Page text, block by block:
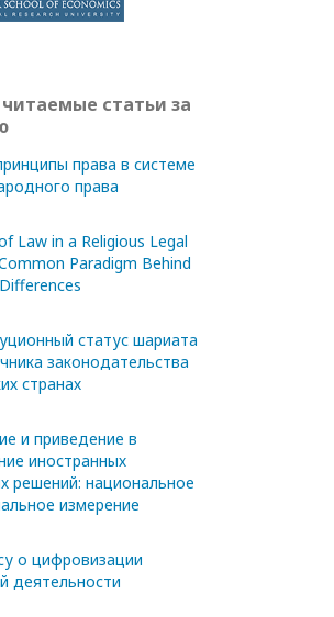
статьи за
права в системе
права
Law in a Religious Legal
Paradigm Behind
статус шариата
законодательства
странах
и приведение в
иностранных
решений: национальное
измерение
о цифровизации
деятельности